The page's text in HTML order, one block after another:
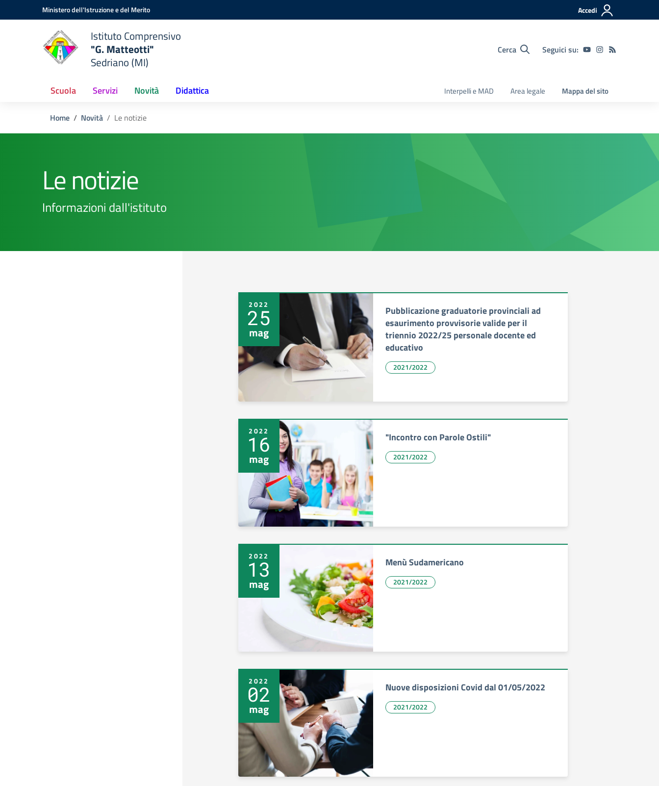
Vai ai contenuti
Vai al menu di navigazioneMinistero dell'Istruzione e del Merito Accedi
Istituto Comprensivo
"G. Matteotti"
Sedriano (MI)
Cerca Seguici su:
Scuola Servizi Novità Didattica Interpelli e MAD Area legale Mappa del sito
Home Novità Le notizie
Le notizie
Informazioni dall'istituto
2022
25
mag
Pubblicazione graduatorie provinciali ad
esaurimento provvisorie valide per il
triennio 2022/25 personale docente ed
educativo
2021/2022
2022
16
mag
"Incontro con Parole Ostili"
2021/2022
2022
13
mag
Menù Sudamericano
2021/2022
2022
02
mag
Nuove disposizioni Covid dal 01/05/2022
2021/2022